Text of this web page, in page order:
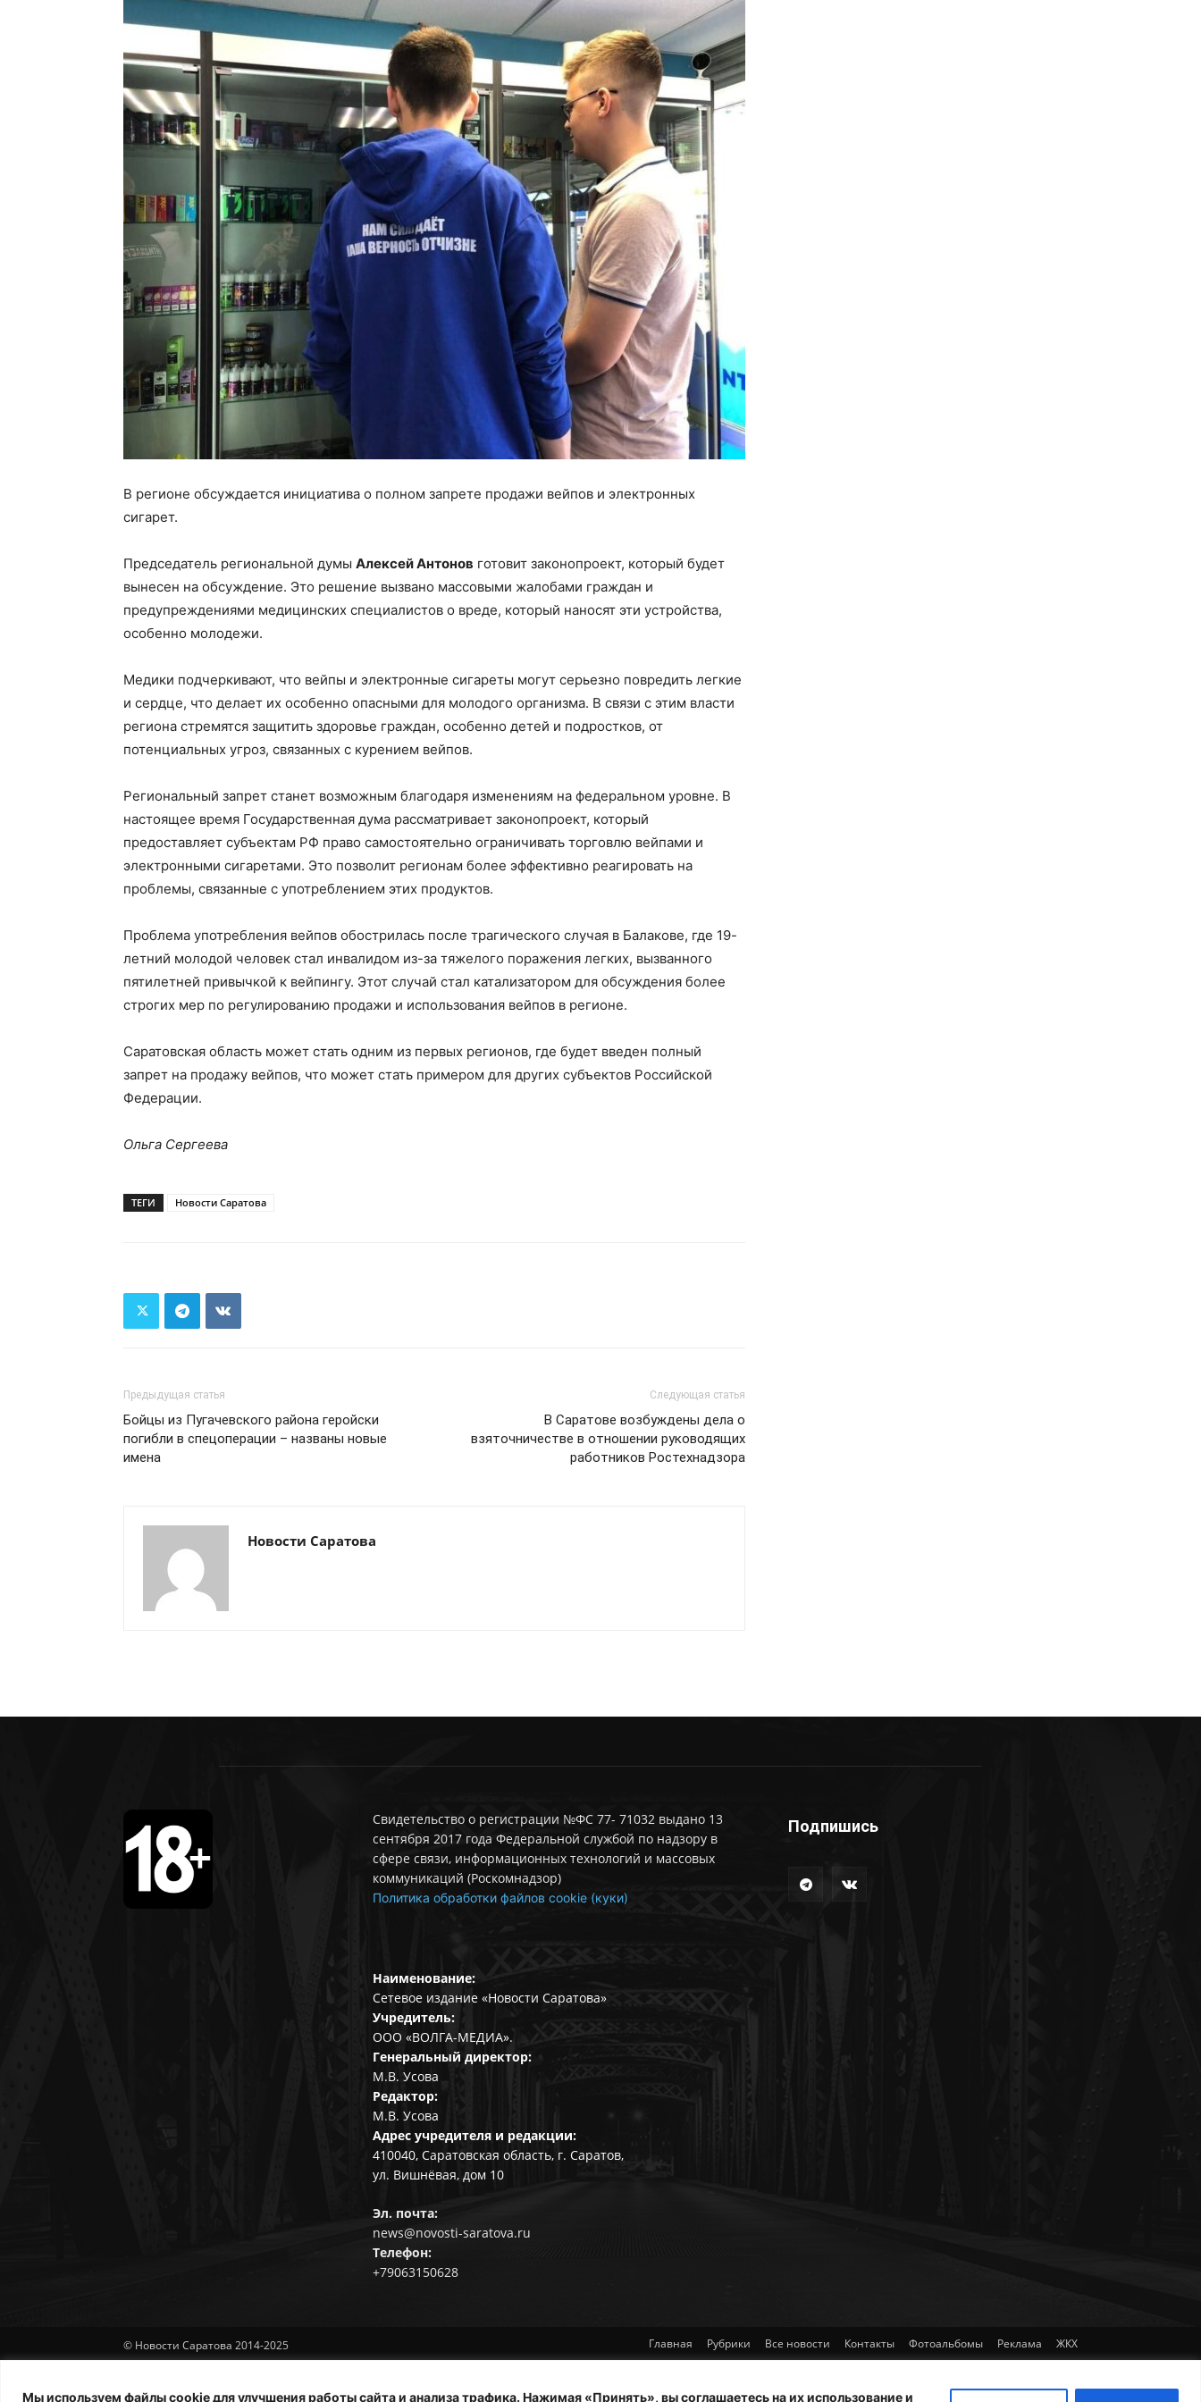
Мы используем файлы cookie для улучшения работы сайта и анализа трафика. Нажимая «Принять», вы соглашаетесь на их использование и
В регионе обсуждается инициатива о полном запрете продажи вейпов и электронных
сигарет.
Председатель региональной думы Алексей Антонов готовит законопроект, который будет
вынесен на обсуждение. Это решение вызвано массовыми жалобами граждан и
предупреждениями медицинских специалистов о вреде, который наносят эти устройства,
особенно молодежи.
Медики подчеркивают, что вейпы и электронные сигареты могут серьезно повредить легкие
и сердце, что делает их особенно опасными для молодого организма. В связи с этим власти
региона стремятся защитить здоровье граждан, особенно детей и подростков, от
потенциальных угроз, связанных с курением вейпов.
Региональный запрет станет возможным благодаря изменениям на федеральном уровне. В
настоящее время Государственная дума рассматривает законопроект, который
предоставляет субъектам РФ право самостоятельно ограничивать торговлю вейпами и
электронными сигаретами. Это позволит регионам более эффективно реагировать на
проблемы, связанные с употреблением этих продуктов.
Проблема употребления вейпов обострилась после трагического случая в Балакове, где 19-
летний молодой человек стал инвалидом из-за тяжелого поражения легких, вызванного
пятилетней привычкой к вейпингу. Этот случай стал катализатором для обсуждения более
строгих мер по регулированию продажи и использования вейпов в регионе.
Саратовская область может стать одним из первых регионов, где будет введен полный
запрет на продажу вейпов, что может стать примером для других субъектов Российской
Федерации.
Ольга Сергеева
ТЕГИ Новости Саратова
Предыдущая статья
Бойцы из Пугачевского района геройски
погибли в спецоперации – названы новые
имена
Следующая статья
В Саратове возбуждены дела о
взяточничестве в отношении руководящих
работников Ростехнадзора
Новости Саратова
Свидетельство о регистрации №ФС 77- 71032 выдано 13
сентября 2017 года Федеральной службой по надзору в
сфере связи, информационных технологий и массовых
коммуникаций (Роскомнадзор)
Политика обработки файлов cookie (куки)
Наименование:
Сетевое издание «Новости Саратова»
Учредитель:
ООО «ВОЛГА-МЕДИА».
Генеральный директор:
М.В. Усова
Редактор:
М.В. Усова
Адрес учредителя и редакции:
410040, Саратовская область, г. Саратов,
ул. Вишнёвая, дом 10
Эл. почта:
news@novosti-saratova.ru
Телефон:
+79063150628
Подпишись
© Новости Саратова 2014-2025 Главная Рубрики Все новости Контакты Фотоальбомы Реклама ЖКХ